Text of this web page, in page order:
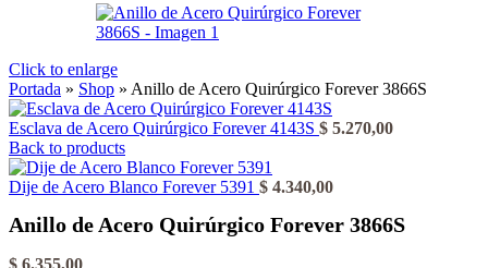
Click to enlarge
Portada » Shop » Anillo de Acero Quirúrgico Forever 3866S
Esclava de Acero Quirúrgico Forever 4143S $ 5.270,00
Back to products
Dije de Acero Blanco Forever 5391 $ 4.340,00
Anillo de Acero Quirúrgico Forever 3866S